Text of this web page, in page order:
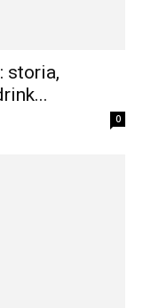
storia,
0